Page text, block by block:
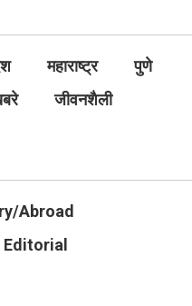
महाराष्ट्र
पुणे
जीवनशैली
Abroad
Editorial